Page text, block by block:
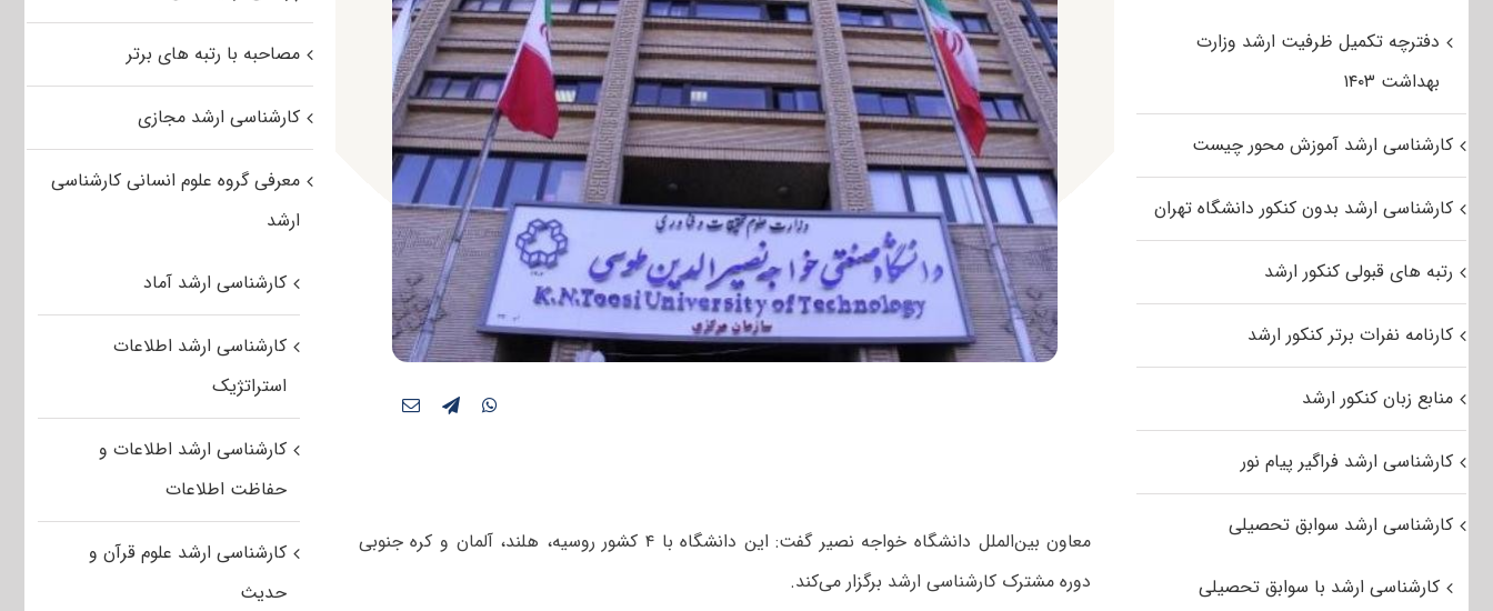
معاون بین‌الملل دانشگاه خواجه نصیر گفت: این دانشگاه با ۴ کشور روسیه، هلند، آلمان و کره جنوبی
دوره مشترک کارشناسی ارشد برگزار می‌کند.
مصاحبه با رتبه های برتر
کارشناسی ارشد مجازی
معرفی گروه علوم انسانی کارشناسی
ارشد
کارشناسی ارشد آماد
کارشناسی ارشد اطلاعات
استراتژیک
کارشناسی ارشد اطلاعات و
حفاظت اطلاعات
کارشناسی ارشد علوم قرآن و
حدیث
دفترچه تکمیل ظرفیت ارشد وزارت
بهداشت ۱۴۰۳
کارشناسی ارشد آموزش محور چیست
کارشناسی ارشد بدون کنکور دانشگاه تهران
رتبه های قبولی کنکور ارشد
کارنامه نفرات برتر کنکور ارشد
منابع زبان کنکور ارشد
کارشناسی ارشد فراگیر پیام نور
کارشناسی ارشد سوابق تحصیلی
کارشناسی ارشد با سوابق تحصیلی